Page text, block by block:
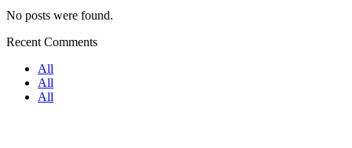
No posts were found.
Recent Comments
All
All
All